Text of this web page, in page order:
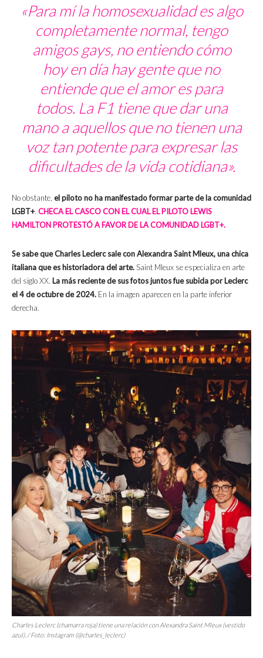
«Para mí la homosexualidad es algo
completamente normal, tengo
amigos gays, no entiendo cómo
hoy en día hay gente que no
entiende que el amor es para
todos. La F1 tiene que dar una
mano a aquellos que no tienen una
voz tan potente para expresar las
dificultades de la vida cotidiana».
No obstante, el piloto no ha manifestado formar parte de la comunidad
LGBT+. CHECA EL CASCO CON EL CUAL EL PILOTO LEWIS
HAMILTON PROTESTÓ A FAVOR DE LA COMUNIDAD LGBT+.
Se sabe que Charles Leclerc sale con Alexandra Saint Mleux, una chica
italiana que es historiadora del arte. Saint Mleux se especializa en arte
del siglo XX. La más reciente de sus fotos juntos fue subida por Leclerc
el 4 de octubre de 2024. En la imagen aparecen en la parte inferior
derecha.
Charles Leclerc (chamarra roja) tiene una relación con Alexandra Saint Mleux (vestido
azul). / Foto: Instagram (@charles_leclerc)